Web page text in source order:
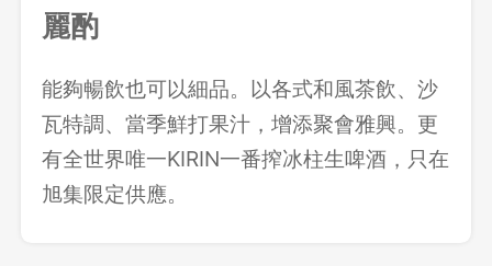
麗酌
能夠暢飲也可以細品。以各式和風茶飲、沙
瓦特調、當季鮮打果汁，增添聚會雅興。更
有全世界唯一KIRIN一番搾冰柱生啤酒，只在
旭集限定供應。